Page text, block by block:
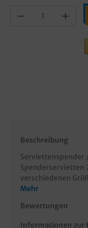
Beschreibung
Serviettenspender
Spenderservietten
verschiedenen
Mehr
Bewertungen
Informationen zur